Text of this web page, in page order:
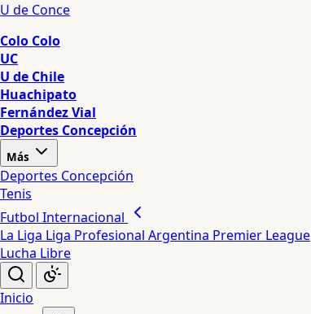
U de Conce
Colo Colo
UC
U de Chile
Huachipato
Fernández Vial
Deportes Concepción
Más
Deportes Concepción
Tenis
Futbol Internacional
La Liga Liga Profesional Argentina Premier League
Lucha Libre
Inicio